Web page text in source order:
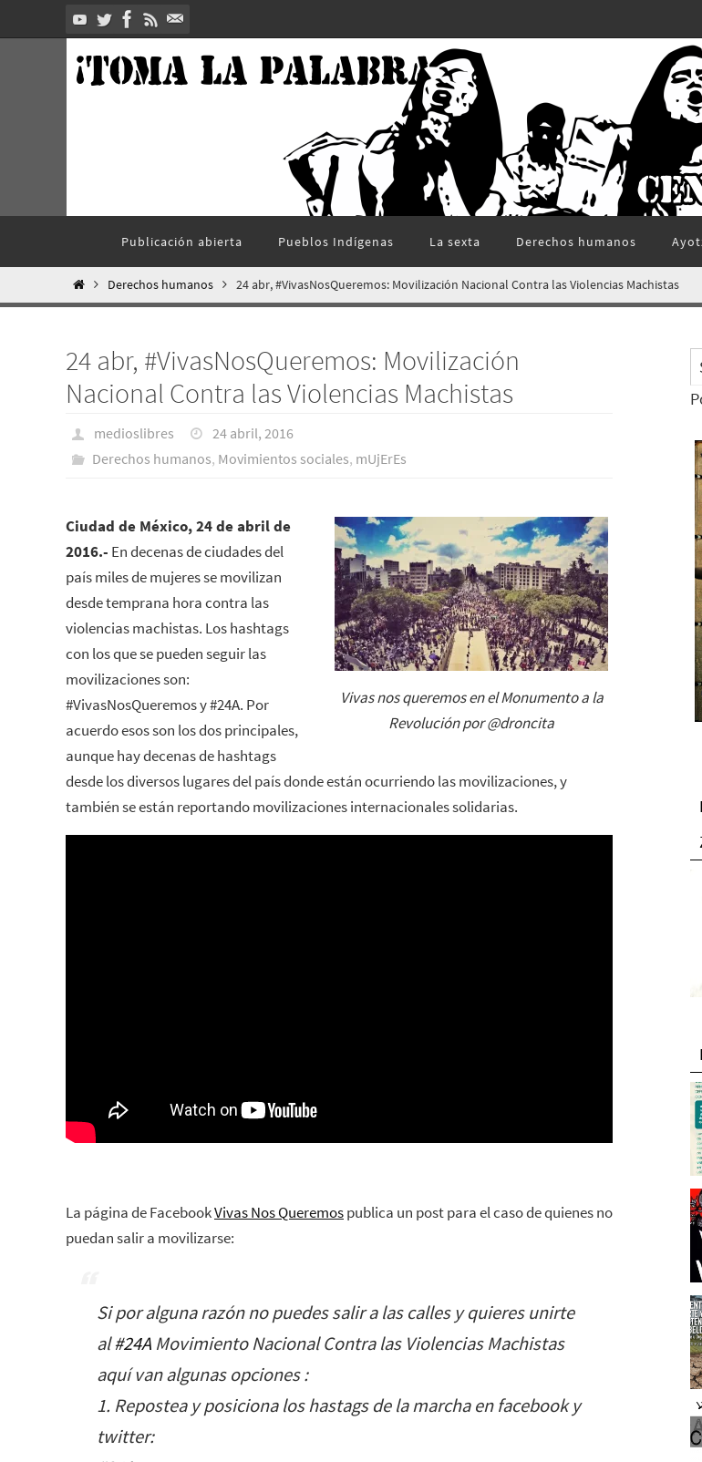
al
contenido
Publicación abierta Pueblos Indí­genas La sexta Derechos humanos
InicioDerechos humanos 24 abr, #VivasNosQueremos: Movilización Nacional Contra las Violencias Machistas
24 abr, #VivasNosQueremos: Movilización
Nacional Contra las Violencias Machistas
medioslibres
24 abril, 2016
Derechos humanos, Movimientos sociales, mUjErEs
Vivas nos queremos en el Monumento a la
Revolución por @droncita
Ciudad de México, 24 de abril de
2016.- En decenas de ciudades del
país miles de mujeres se movilizan
desde temprana hora contra las
violencias machistas. Los hashtags
con los que se pueden seguir las
movilizaciones son:
#VivasNosQueremos y #24A. Por
acuerdo esos son los dos principales,
aunque hay decenas de hashtags
desde los diversos lugares del país donde están ocurriendo las movilizaciones, y
también se están reportando movilizaciones internacionales solidarias.
La página de FacebookVivas Nos Queremospublica un post para el caso de quienes no
puedan salir a movilizarse:
Si por alguna razón no puedes salir a las calles y quieres unirte
al‪#‎24A‬ Movimiento Nacional Contra las Violencias Machistas
aquí van algunas opciones :
1. Repostea y posiciona los hastags de la marcha en facebook y
twitter: